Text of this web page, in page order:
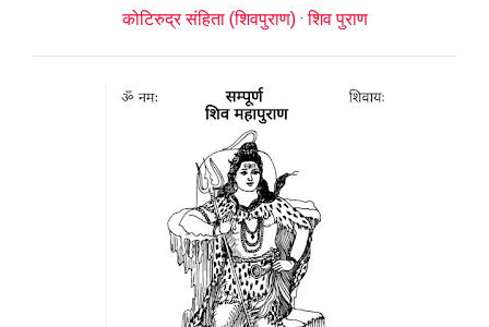
कोटिरुद्र संहिता (शिवपुराण) ·शिव पुराण